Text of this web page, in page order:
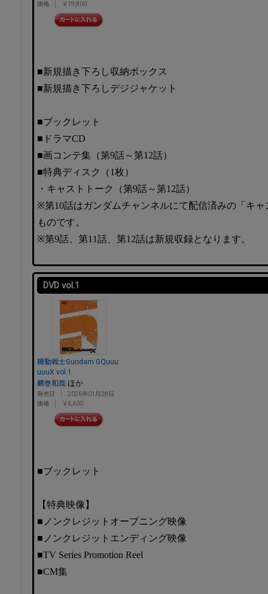
価格
￥19,800
■新規描き下ろし収納ボックス
■新規描き下ろしデジジャケット
■ブックレット
■ドラマCD
■画コンテ集（第9話～第12話）
■特典ディスク（1枚）
・キャストトーク（第9話～第12話）
※第10話はガンダムチャンネルにて配信済みの「キ
ものです。
※第9話、第11話、第12話は新規収録となります。
DVD vol.1
機動戦士Gundam GQuuu
uuuX vol.1
鶴巻和哉 ほか
発売日
2026年01月28日
価格
￥6,600
■ブックレット
【特典映像】
■ノンクレジットオープニング映像
■ノンクレジットエンディング映像
■TV Series Promotion Reel
■CM集